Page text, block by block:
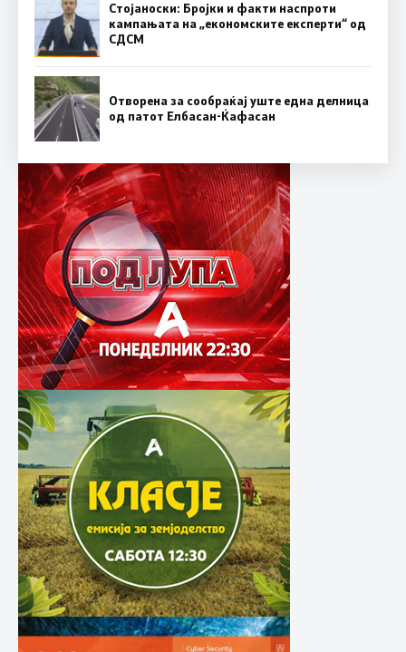
Стојаноски: Бројки и факти наспроти
кампањата на „економските експерти“ од
СДСM
Отворена за сообраќај уште една делница
од патот Елбасан-Ќафасан